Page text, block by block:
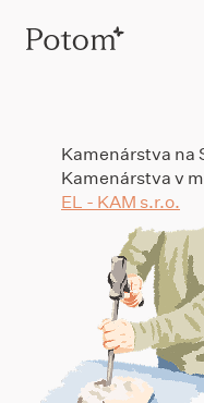
Kamenárstva na
Kamenárstva v
EL - KAM s.r.o.